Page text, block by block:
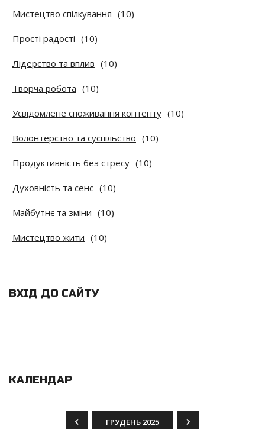
Мистецтво спілкування (10)
Прості радості (10)
Лідерство та вплив (10)
Творча робота (10)
Усвідомлене споживання контенту (10)
Волонтерство та суспільство (10)
Продуктивність без стресу (10)
Духовність та сенс (10)
Майбутнє та зміни (10)
Мистецтво жити (10)
ВХІД ДО САЙТУ
КАЛЕНДАР
ГРУДЕНЬ 2025